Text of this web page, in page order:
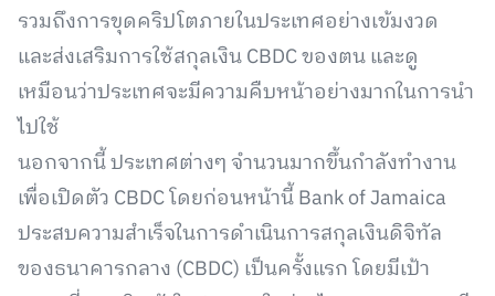
รวมถึงการขุดคริปโตภายในประเทศอย่างเข้มงวด
และส่งเสริมการใช้สกุลเงิน CBDC ของตน และดู
เหมือนว่าประเทศจะมีความคืบหน้าอย่างมากในการนำ
ไปใช้
นอกจากนี้ ประเทศต่างๆ จำนวนมากขึ้นกำลังทำงาน
เพื่อเปิดตัว CBDC โดยก่อนหน้านี้ Bank of Jamaica
ประสบความสำเร็จในการดำเนินการสกุลเงินดิจิทัล
ของธนาคารกลาง (CBDC) เป็นครั้งแรก โดยมีเป้า